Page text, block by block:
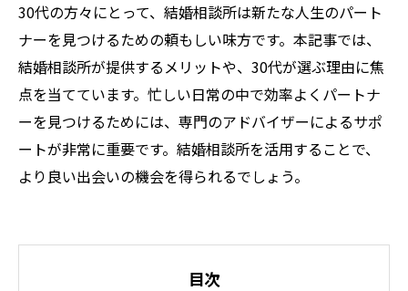
30代の方々にとって、結婚相談所は新たな人生のパート
ナーを見つけるための頼もしい味方です。本記事では、
結婚相談所が提供するメリットや、30代が選ぶ理由に焦
点を当てています。忙しい日常の中で効率よくパートナ
ーを見つけるためには、専門のアドバイザーによるサポ
ートが非常に重要です。結婚相談所を活用することで、
より良い出会いの機会を得られるでしょう。
目次